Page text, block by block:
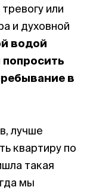
или
и духовной
водой
попросить
в
лучше
квартиру по
такая
мы